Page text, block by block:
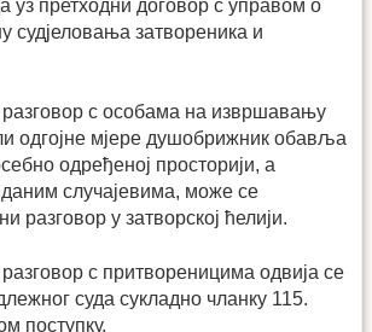
уз претходни договор с управом о
судјеловања затвореника и
с особама на извршавању
одгојне мјере душобрижник обавља
одређеној просторији, а
случајевима, може се
разговор у затворској ћелији.
с притвореницима одвија се
суда сукладно чланку 115.
поступку.